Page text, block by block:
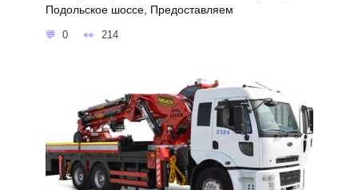
Подольское шоссе, Предоставляем
0 214